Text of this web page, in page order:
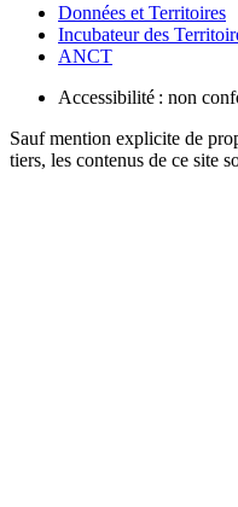
Données et Territoires
Incubateur des
ANCT
Accessibilité : non
Sauf mention explicite de
tiers, les contenus de ce site